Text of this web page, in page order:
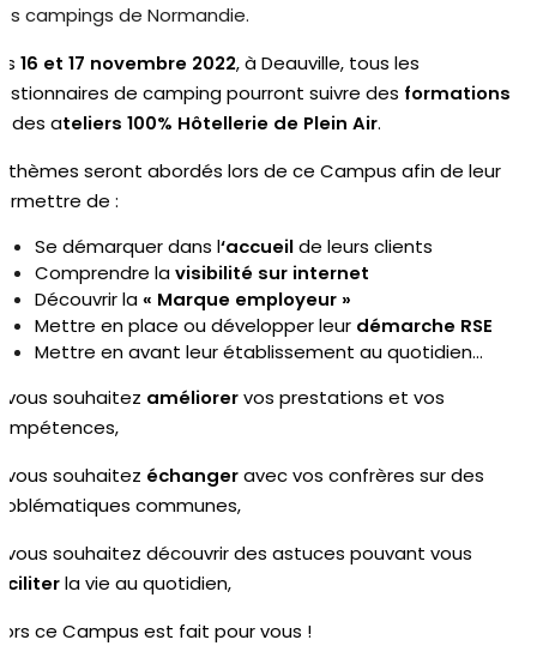
campings de Normandie.
16 et 17 novembre 2022, à Deauville, tous les
de camping pourront suivre des formations
des ateliers 100% Hôtellerie de Plein Air.
thèmes seront abordés lors de ce Campus afin de leur
de :
Se démarquer dans l‘accueilde leurs clients
Comprendre lavisibilité sur internet
Découvrir la« Marque employeur »
Mettre en place ou développer leur démarche RSE
Mettre en avant leur établissement au quotidien…
vous souhaitez améliorervos prestations et vos
vous souhaitez échangeravec vos confrères sur des
communes,
vous souhaitez découvrir des astuces pouvant vous
la vie au quotidien,
ce Campus est fait pour vous !